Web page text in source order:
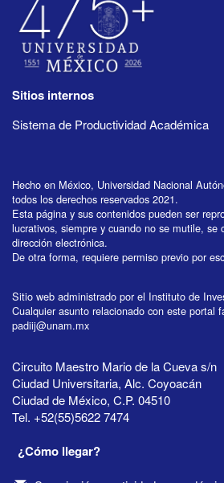
Sitios internos
Sistema de Productividad Académica
Hecho en México, Universidad Nacional
todos los derechos reservados 2021.
Esta página y sus contenidos pueden ser
lucrativos, siempre y cuando no se mutile,
dirección electrónica.
De otra forma, requiere permiso previo por
Sitio web administrado por el Instituto de
Cualquier asunto relacionado con este portal
padiij@unam.mx
Circuito Maestro Mario de la Cueva s/n
Ciudad Universitaria, Alc. Coyoacán
Ciudad de México, C.P. 04510
Tel. +52(55)5622 7474
¿Cómo llegar?